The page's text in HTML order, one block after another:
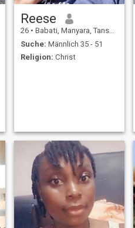
Reese
26 • Babati, Manyara, Tansania
Suche: Männlich 35 - 51
Religion: Christ